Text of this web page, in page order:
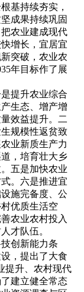
基持续夯实，
成果持续巩固
农业建成现代
增长，宜居宜
突破，农业农
年目标作了展
提升农业综合
生态、增产增
效益提升。二
规模性返贫致
业新质生产力
，培育壮大乡
五是加快农业
。六是推进宜
施完备度、公
优质生活空
农业农村投入
才队伍。
创新能力条
，提出了大食
提升、农村现代
建立健全常态